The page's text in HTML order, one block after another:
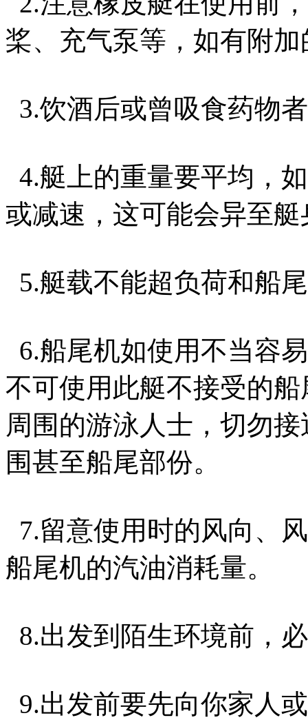
桨、充气泵等，如有附
3.饮酒后或曾吸食药物
4.艇上的重量要平均，
或减速，这可能会异至
5.艇载不能超负荷和船
6.船尾机如使用不当容
不可使用此艇不接受的
周围的游泳人士，切勿
围甚至船尾部份。
7.留意使用时的风向、
船尾机的汽油消耗量。
8.出发到陌生环境前，
9.出发前要先向你家人